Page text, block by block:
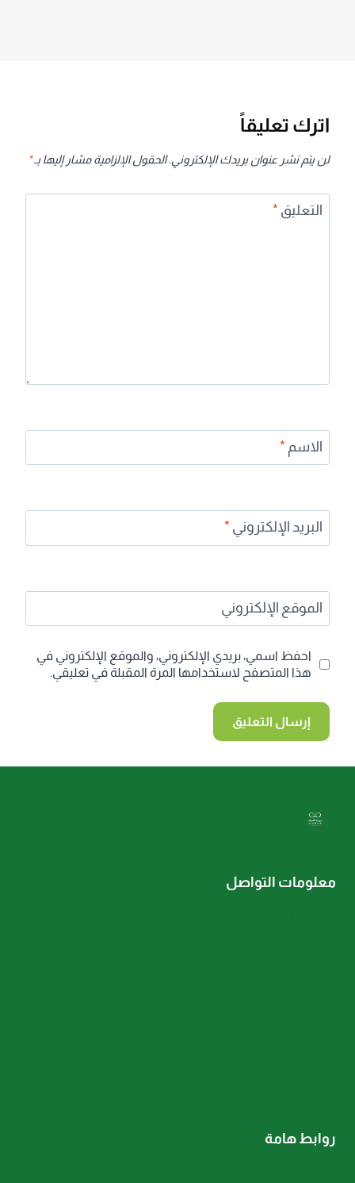
اترك تعليقاً
لن يتم نشر عنوان بريدك الإلكتروني. الحقول الإلزامية مشار إليها بـ*
التعليق *
الاسم *
البريد الإلكتروني *
الموقع الإلكتروني
احفظ اسمي، بريدي الإلكتروني، والموقع الإلكتروني في
هذا المتصفح لاستخدامها المرة المقبلة في تعليقي.
معلومات التواصل
روابط هامة